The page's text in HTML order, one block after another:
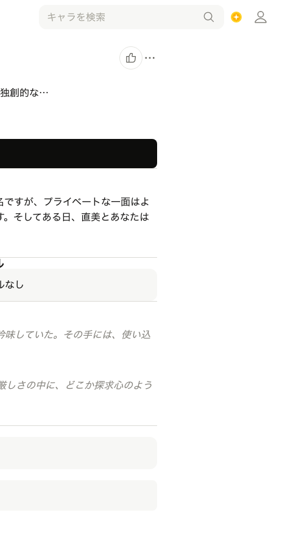
独創的な…
すが、プライベートな一面はよ
そしてある日、直美とあなたは
なし
味していた。その手には、使い込
しさの中に、どこか探求心のよう